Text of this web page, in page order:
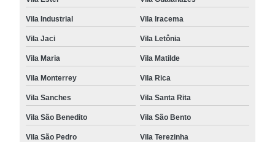
Vila Industrial Vila Iracema
Vila Jaci Vila Letônia
Vila Maria Vila Matilde
Vila Monterrey Vila Rica
Vila Sanches Vila Santa Rita
Vila São Benedito Vila São Bento
Vila São Pedro Vila Terezinha